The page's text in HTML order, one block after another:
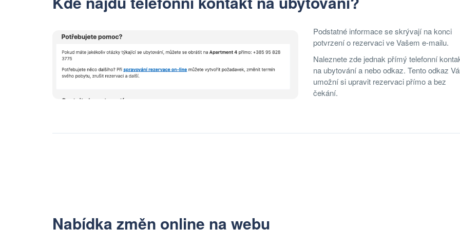
Podstatné informace se skrývají na konci
potvrzení o rezervaci ve Vašem e-mailu.
Naleznete zde jednak přímý telefonní
na ubytování a nebo odkaz. Tento odkaz
umožní si upravit rezervaci přímo a bez
čekání.
Nabídka změn online na webu